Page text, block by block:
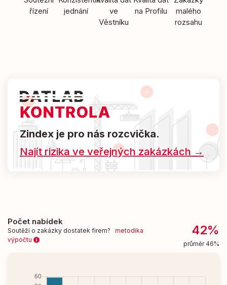
řízení
jednání
ve
Věstníku
na Profilu
malého
rozsahu
Zindex je pro nás rozcvička.
Najít rizika ve veřejných zakázkách →
Počet nabídek
Soutěží o zakázky dostatek firem? metodika
výpočtu
42%
průměr 46%